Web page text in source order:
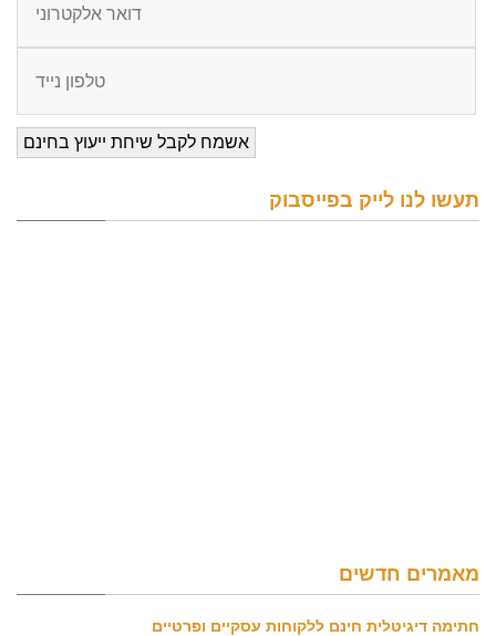
תעשו לנו לייק בפייסבוק
מאמרים חדשים
חתימה דיגיטלית חינם ללקוחות עסקיים ופרטיים